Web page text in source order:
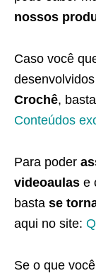
nossos
Caso você
Crochê,
Conteúdos
Para poder
videoaulas e
basta se
aqui no site:
Se o que